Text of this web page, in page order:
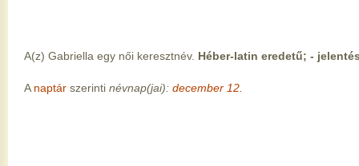
A(z) Gabriella egy női keresztnév. Héber-latin eredetű; -
A naptár szerinti névnap(jai): december 12.